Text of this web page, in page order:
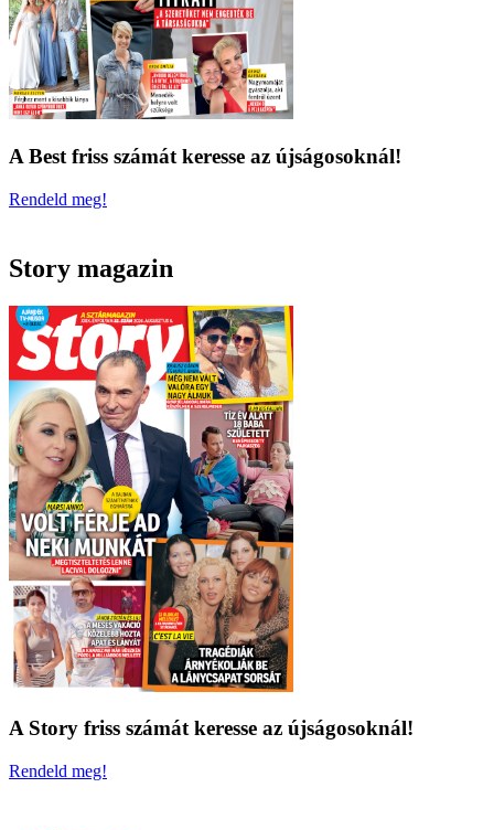
A Best friss számát keresse az újságosoknál!
Rendeld meg!
Story magazin
A Story friss számát keresse az újságosoknál!
Rendeld meg!